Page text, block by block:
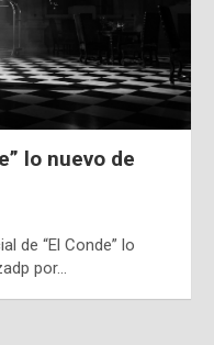
lo nuevo de
de “El Conde” lo
por…